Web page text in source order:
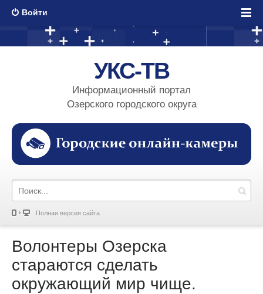
Войти
УКС-ТВ
Информационный портал
Озерского городского округа
Полная версия сайта
Волонтеры Озерска
стараются сделать
окружающий мир чище.